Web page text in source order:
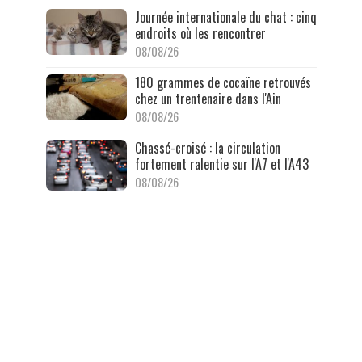
Journée internationale du chat : cinq
endroits où les rencontrer
08/08/26
180 grammes de cocaïne retrouvés
chez un trentenaire dans l'Ain
08/08/26
Chassé-croisé : la circulation
fortement ralentie sur l'A7 et l'A43
08/08/26